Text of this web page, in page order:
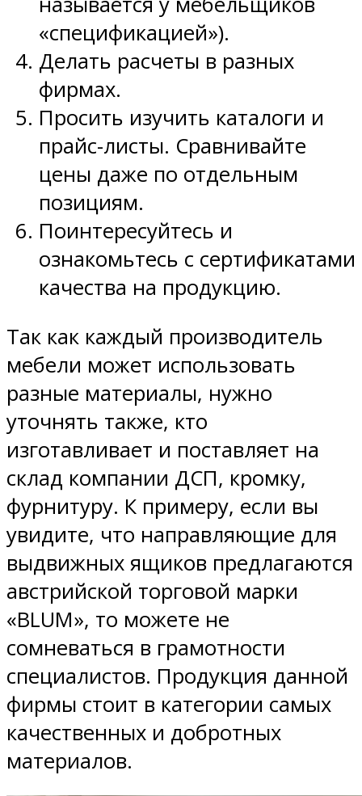
«спецификацией»).
Делать расчеты в разных
фирмах.
Просить изучить каталоги и
прайс-листы. Сравнивайте
цены даже по отдельным
позициям.
Поинтересуйтесь и
ознакомьтесь с сертификатами
качества на продукцию.
Так как каждый производитель
мебели может использовать
разные материалы, нужно
уточнять также, кто
изготавливает и поставляет на
склад компании ДСП, кромку,
фурнитуру. К примеру, если вы
увидите, что направляющие для
выдвижных ящиков предлагаются
австрийской торговой марки
«BLUM», то можете не
сомневаться в грамотности
специалистов. Продукция данной
фирмы стоит в категории самых
качественных и добротных
материалов.